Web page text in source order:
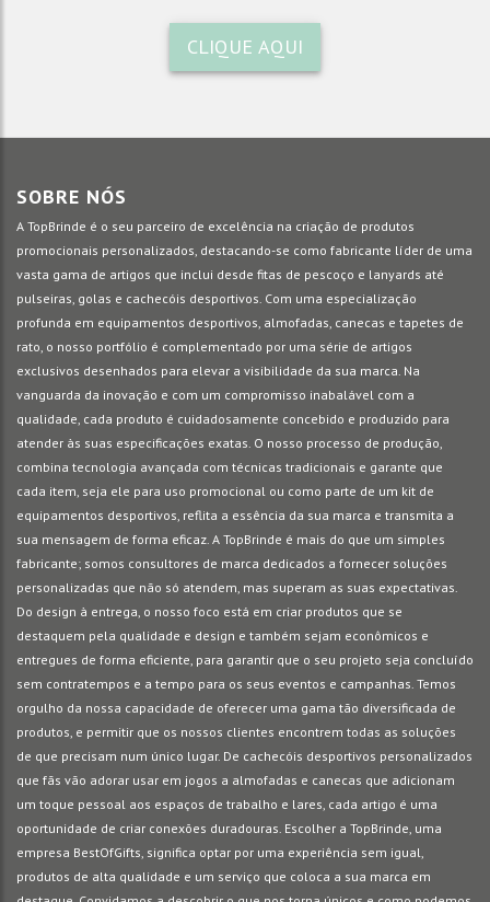
CLIQUE AQUI
SOBRE NÓS
A TopBrinde é o seu parceiro de excelência na criação de produtos
promocionais personalizados, destacando-se como fabricante líder de uma
vasta gama de artigos que inclui desde fitas de pescoço e lanyards até
pulseiras, golas e cachecóis desportivos. Com uma especialização
profunda em equipamentos desportivos, almofadas, canecas e tapetes de
rato, o nosso portfólio é complementado por uma série de artigos
exclusivos desenhados para elevar a visibilidade da sua marca. Na
vanguarda da inovação e com um compromisso inabalável com a
qualidade, cada produto é cuidadosamente concebido e produzido para
atender às suas especificações exatas. O nosso processo de produção,
combina tecnologia avançada com técnicas tradicionais e garante que
cada item, seja ele para uso promocional ou como parte de um kit de
equipamentos desportivos, reflita a essência da sua marca e transmita a
sua mensagem de forma eficaz. A TopBrinde é mais do que um simples
fabricante; somos consultores de marca dedicados a fornecer soluções
personalizadas que não só atendem, mas superam as suas expectativas.
Do design à entrega, o nosso foco está em criar produtos que se
destaquem pela qualidade e design e também sejam econômicos e
entregues de forma eficiente, para garantir que o seu projeto seja concluído
sem contratempos e a tempo para os seus eventos e campanhas. Temos
orgulho da nossa capacidade de oferecer uma gama tão diversificada de
produtos, e permitir que os nossos clientes encontrem todas as soluções
de que precisam num único lugar. De cachecóis desportivos personalizados
que fãs vão adorar usar em jogos a almofadas e canecas que adicionam
um toque pessoal aos espaços de trabalho e lares, cada artigo é uma
oportunidade de criar conexões duradouras. Escolher a TopBrinde, uma
empresa BestOfGifts, significa optar por uma experiência sem igual,
produtos de alta qualidade e um serviço que coloca a sua marca em